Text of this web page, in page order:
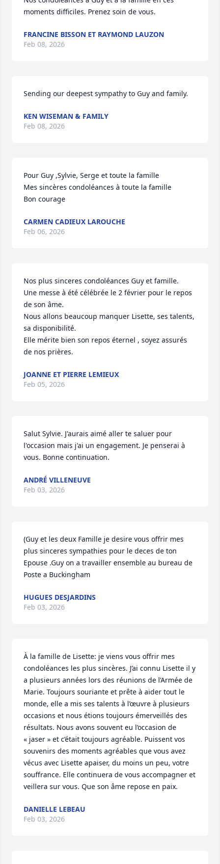
moments difficiles. Prenez soin de vous.
FRANCINE BISSON ET RAYMOND LAUZON
Feb 08, 2026
Sending our deepest sympathy to Guy and family.
KEN WISEMAN & FAMILY
Feb 08, 2026
Pour Guy ,Sylvie, Serge et toute la famille
Mes sincères condoléances à toute la famille
Bon courage
CARMEN CADIEUX LAROUCHE
Feb 06, 2026
Nos plus sinceres condoléances Guy et famille.
Une messe à été célébrée le 2 février pour le repos
de son âme.
Nous allons beaucoup manquer Lisette, ses talents,
sa disponibilité.
Elle mérite bien son repos éternel , soyez assurés
de nos prières.
JOANNE ET PIERRE LEMIEUX
Feb 05, 2026
Salut Sylvie. J'aurais aimé aller te saluer pour
l'occasion mais j'ai un engagement. Je penserai à
vous. Bonne continuation.
ANDRÉ VILLENEUVE
Feb 03, 2026
(Guy et les deux Famille je desire vous offrir mes
plus sinceres sympathies pour le deces de ton
Epouse .Guy on a travailler ensemble au bureau de
Poste a Buckingham
HUGUES DESJARDINS
Feb 03, 2026
À la famille de Lisette: je viens vous offrir mes
condoléances les plus sincères. J’ai connu Lisette il y
a plusieurs années lors des réunions de l’Armée de
Marie. Toujours souriante et prête à aider tout le
monde, elle a mis ses talents à l’œuvre à plusieurs
occasions et nous étions toujours émerveillés des
résultats. Nous avons souvent eu l’occasion de
« jaser » et c’était toujours agréable. Puissent vos
souvenirs des moments agréables que vous avez
vécus avec Lisette apaiser, du moins un peu, votre
souffrance. Elle continuera de vous accompagner et
veillera sur vous. Que son âme repose en paix.
DANIELLE LEBEAU
Feb 03, 2026